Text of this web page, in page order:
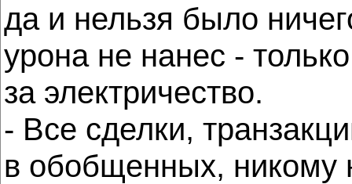
да и нельзя было
урона не нанес -
за электричество.
- Все сделки,
в обобщенных, никому